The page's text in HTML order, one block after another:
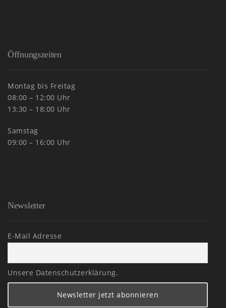
Öffnungszeiten
Montag bis Freitag
08:00 – 12:00 Uhr
13:30 – 18:00 Uhr
Samstag
09:00 – 16:00 Uhr
Newsletter
E-Mail Adresse
Unsere Datenschutzerklärung.